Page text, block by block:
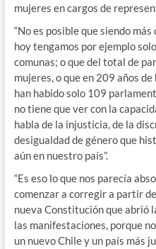
mujeres en cargos de
“No es posible que siendo
hoy tengamos por ejemplo
comunas; o que del total de
mujeres, o que en 209 años
han habido solo 109
no tiene que ver con la
habla de la injusticia, de la
desigualdad de género que
aún en nuestro país”.
“Es eso lo que nos parecía
comenzar a corregir a partir
nueva Constitución que abrió
las manifestaciones, porque
un nuevo Chile y un país más